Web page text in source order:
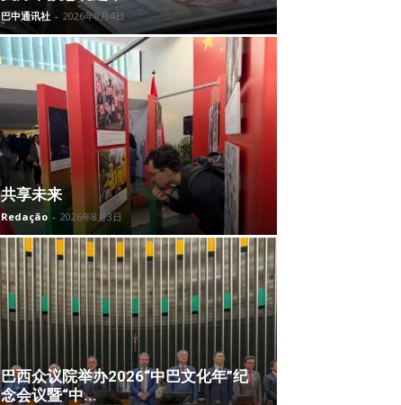
巴中通讯社 - 2026年8月4日
共享未来
Redação - 2026年8月3日
巴西众议院举办2026“中巴文化年”纪
念会议暨“中...